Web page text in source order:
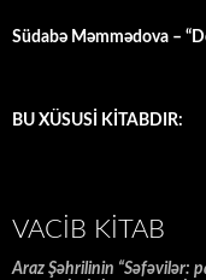
Südabə Məmmədova –
BU XÜSUSİ KİTABDIR:
VACIB KITAB
Araz Şəhrilinin “Səfəvilər: